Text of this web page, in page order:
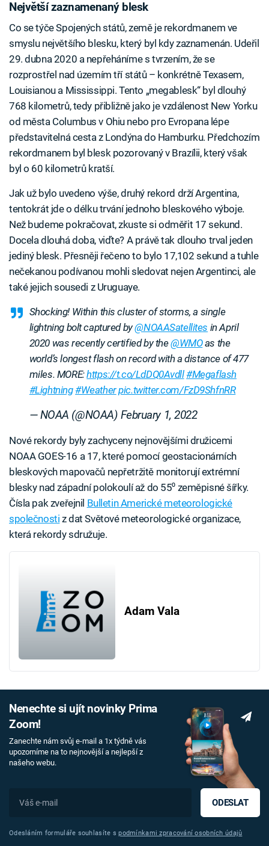
Největší zaznamenaný blesk
Co se týče Spojených států, země je rekordmanem ve
smyslu největšího blesku, který byl kdy zaznamenán. Udeřil
29. dubna 2020 a nepřeháníme s tvrzením, že se
rozprostřel nad územím tří států – konkrétně Texasem,
Louisianou a Mississippi. Tento „megablesk“ byl dlouhý
768 kilometrů, tedy přibližně jako je vzdálenost New Yorku
od města Columbus v Ohiu nebo pro Evropana lépe
představitelná cesta z Londýna do Hamburku. Předchozím
rekordmanem byl blesk pozorovaný v Brazílii, který však
byl o 60 kilometrů kratší.
Jak už bylo uvedeno výše, druhý rekord drží Argentina,
tentokrát jde o délku trvání jednoho bleskového výboje.
Než budeme pokračovat, zkuste si odměřit 17 sekund.
Docela dlouhá doba, viďte? A právě tak dlouho trval jeden
jediný blesk. Přesněji řečeno to bylo 17,102 sekund a tuhle
nečekanou podívanou mohli sledovat nejen Argentinci, ale
také jejich sousedi z Uruguaye.
Shocking! Within this cluster of storms, a single
lightning bolt captured by@NOAASatellites in April
2020 was recently certified by the@WMOas the
world’s longest flash on record with a distance of 477
miles. MORE:https://t.co/LdDQ0Avdll#Megaflash
#Lightning#Weatherpic.twitter.com/FzD9ShfnRR
— NOAA (@NOAA) February 1, 2022
Nové rekordy byly zachyceny nejnovějšími družicemi
NOAA GOES-16 a 17, které pomocí geostacionárních
bleskových mapovačů nepřetržitě monitorují extrémní
blesky nad západní polokoulí až do 55⁰ zeměpisné šířky.
Čísla pak zveřejnil Bulletin Americké meteorologické
společnosti z dat Světové meteorologické organizace,
která rekordy sdružuje.
Adam Vala
Nenechte si ujít novinky Prima
Zoom!
Zanechte nám svůj e-mail a 1x týdně vás
upozorníme na to nejnovější a nejlepší z
našeho webu.
ODESLAT
Odesláním formuláře souhlasíte spodmínkami zpracování osobních údajů